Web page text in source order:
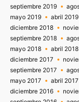
septiembre 2019
mayo 2019
abril 2019
diciembre 2018
septiembre 2018
mayo 2018
abril 2018
diciembre 2017
septiembre 2017
mayo 2017
abril 2017
diciembre 2016